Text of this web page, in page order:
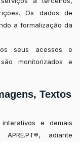
Os dados de
a formalização da
seus acessos e
monitorizados e
Textos
e demais
adiante